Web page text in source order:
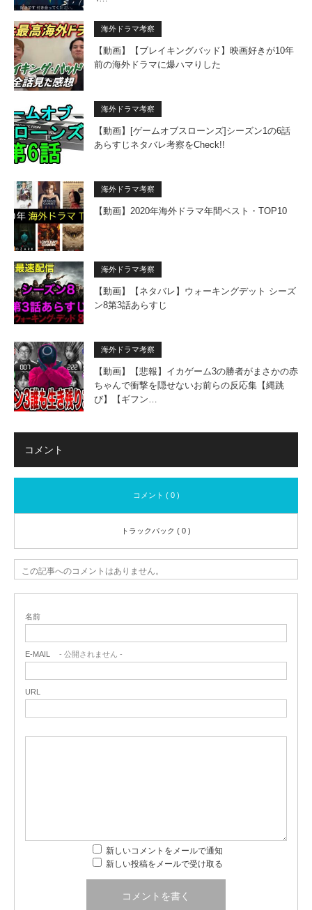
海外ドラマ考察
【動画】【ブレイキングバッド】映画好きが10年
前の海外ドラマに爆ハマりした
海外ドラマ考察
【動画】[ゲームオブスローンズ]シーズン1の6話
あらすじネタバレ考察をCheck!!
海外ドラマ考察
【動画】2020年海外ドラマ年間ベスト・TOP10
海外ドラマ考察
【動画】【ネタバレ】ウォーキングデット シーズ
ン8第3話あらすじ
海外ドラマ考察
【動画】【悲報】イカゲーム3の勝者がまさかの赤
ちゃんで衝撃を隠せないお前らの反応集【縄跳
び】【ギフン…
コメント
コメント ( 0 )
トラックバック ( 0 )
この記事へのコメントはありません。
名前
E-MAIL - 公開されません -
URL
新しいコメントをメールで通知
新しい投稿をメールで受け取る